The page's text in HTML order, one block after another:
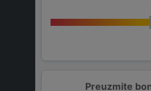
Preuzmite